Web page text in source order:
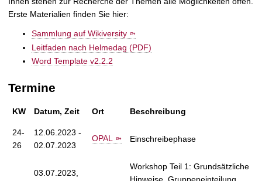
Erste Materialien finden Sie hier:
Sammlung auf Wikiversity
Leitfaden nach Helmedag (PDF)
Word Template v2.2.2
Termine
KW Datum, Zeit Ort Beschreibung
24-
26
12.06.2023 -
02.07.2023
OPAL Einschreibephase
03.07.2023,
Workshop Teil 1: Grundsätzliche